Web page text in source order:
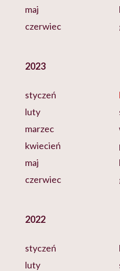
maj
czerwiec
2023
styczeń
luty
marzec
kwiecień
maj
czerwiec
2022
styczeń
luty